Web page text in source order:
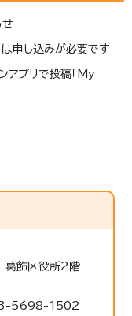
せ
申し込みが必要です
アプリで投稿「My
飾区役所2階
5698-1502